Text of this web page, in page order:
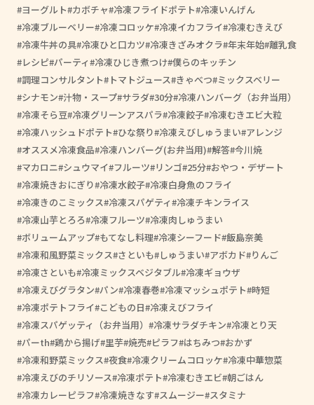
ヨーグルト カボチャ 冷凍フライドポテト 冷凍いんげん
冷凍ブルーベリー 冷凍コロッケ 冷凍イカフライ 冷凍むきえび
冷凍牛丼の具 冷凍ひと口カツ 冷凍きざみオクラ 年末年始 離乳食
レシピ パーティ 冷凍ひじき煮つけ 僕らのキッチン
調理コンサルタント
トマトジュース きゃべつ ミックスベリー
シナモン 汁物・スープ サラダ 30分 冷凍ハンバーグ（お弁当用）
冷凍そら豆 冷凍グリーンアスパラ 冷凍餃子 冷凍むきエビ大粒
冷凍ハッシュドポテト ひな祭り 冷凍えびしゅうまい アレンジ
オススメ冷凍食品 冷凍ハンバーグ(お弁当用) 解答 今川焼
マカロニ シュウマイ フルーツ リンゴ 25分 おやつ・デザート
冷凍焼きおにぎり 冷凍水餃子 冷凍白身魚のフライ
冷凍きのこミックス 冷凍スパゲティ 冷凍チキンライス
冷凍山芋とろろ 冷凍フルーツ 冷凍肉しゅうまい
ボリュームアップ もてなし料理 冷凍シーフード 飯島奈美
冷凍和風野菜ミックス さといも しゅうまい アボカド りんご
冷凍さといも 冷凍ミックスベジタブル 冷凍ギョウザ
冷凍えびグラタン パン 冷凍春巻 冷凍マッシュポテト 時短
冷凍ポテトフライ こどもの日 冷凍えびフライ
冷凍スパゲッティ（お弁当用）
冷凍サラダチキン 冷凍とり天
パーth 鶏から揚げ 里芋 焼売 ピラフ はちみつ おかず
冷凍和野菜ミックス 夜食 冷凍クリームコロッケ 冷凍中華惣菜
冷凍えびのチリソース 冷凍ポテト 冷凍むきエビ 朝ごはん
冷凍カレーピラフ 冷凍焼きなす スムージー スタミナ